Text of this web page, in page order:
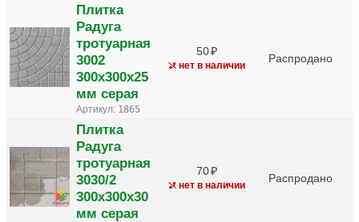
Плитка
Радуга
тротуарная
3002
300х300х25
мм серая
Артикул: 1865
50
нет в наличии
Распродано
Плитка
Радуга
тротуарная
3030/2
300х300х30
мм серая
70
нет в наличии
Распродано